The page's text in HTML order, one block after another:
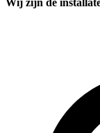
Wij zijn dé